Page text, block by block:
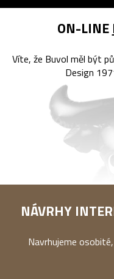
ON-LINE
Víte, že Buvol měl být
Design
NÁVRHY
Navrhujeme